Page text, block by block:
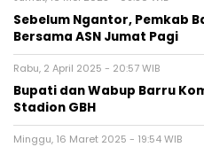
Sebelum Ngantor, Pemkab
Bersama ASN Jumat Pagi
Rabu, 2 April 2025 - 20:57 WIB
Bupati dan Wabup Barru
Stadion GBH
Minggu, 16 Maret 2025 - 19:54 WIB